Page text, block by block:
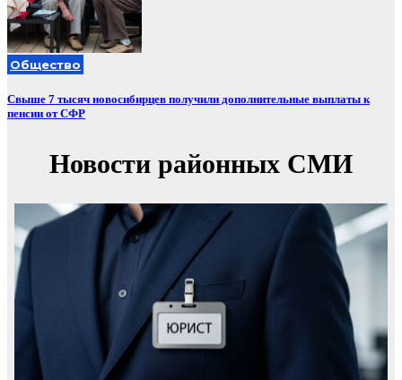
Общество
Свыше 7 тысяч новосибирцев получили дополнительные выплаты к
пенсии от СФР